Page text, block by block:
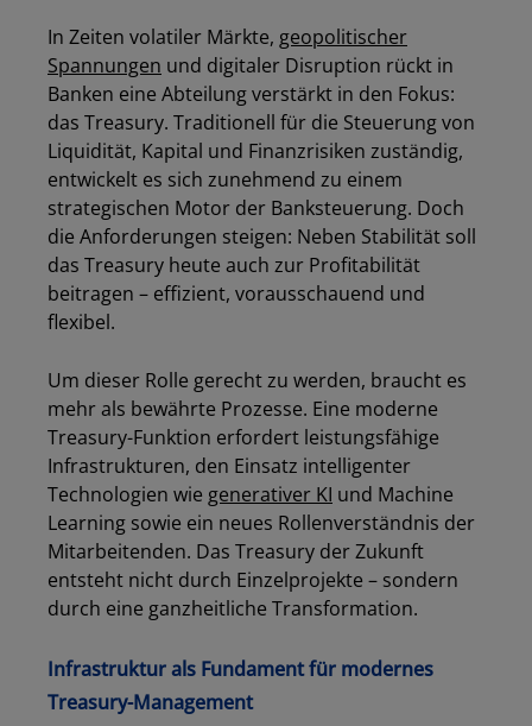
In Zeiten volatiler Märkte, geopolitischer
Spannungen und digitaler Disruption rückt in
Banken eine Abteilung verstärkt in den Fokus:
das Treasury. Traditionell für die Steuerung von
Liquidität, Kapital und Finanzrisiken zuständig,
entwickelt es sich zunehmend zu einem
strategischen Motor der Banksteuerung. Doch
die Anforderungen steigen: Neben Stabilität soll
das Treasury heute auch zur Profitabilität
beitragen – effizient, vorausschauend und
flexibel.
Um dieser Rolle gerecht zu werden, braucht es
mehr als bewährte Prozesse. Eine moderne
Treasury-Funktion erfordert leistungsfähige
Infrastrukturen, den Einsatz intelligenter
Technologien wie generativer KI und Machine
Learning sowie ein neues Rollenverständnis der
Mitarbeitenden. Das Treasury der Zukunft
entsteht nicht durch Einzelprojekte – sondern
durch eine ganzheitliche Transformation.
Infrastruktur als Fundament für modernes
Treasury-Management